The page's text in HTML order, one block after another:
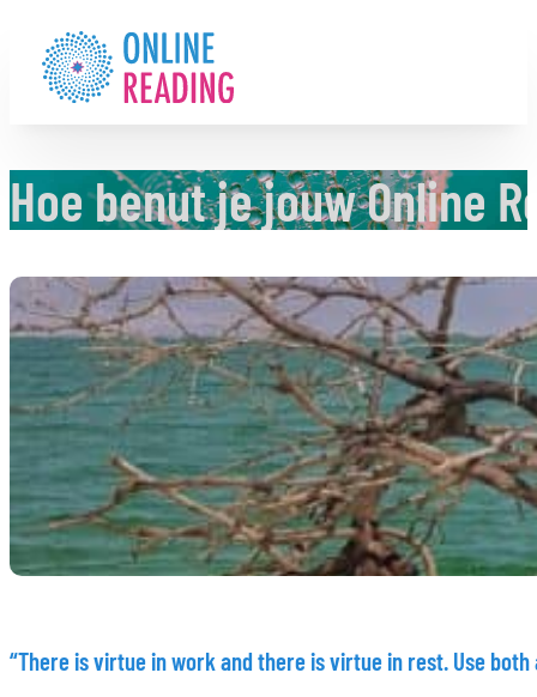
Hoe benut je jouw Online
“There is virtue in work and there is virtue in rest. Use